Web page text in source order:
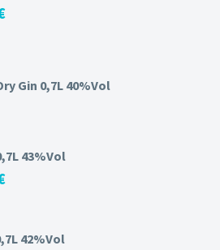
Gin 0,7L 40%Vol
43%Vol
42%Vol